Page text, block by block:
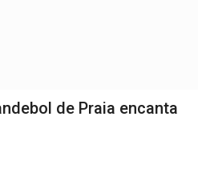
de Praia encanta